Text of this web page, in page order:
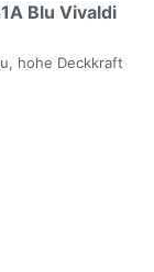
Blu Vivaldi
hohe Deckkraft